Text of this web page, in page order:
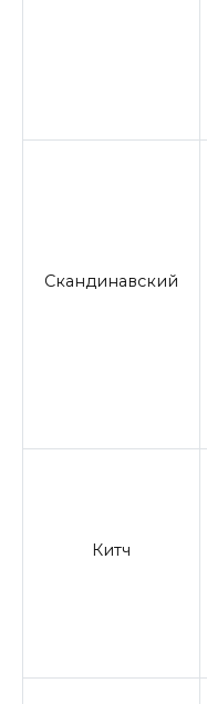
Скандинавский
Китч